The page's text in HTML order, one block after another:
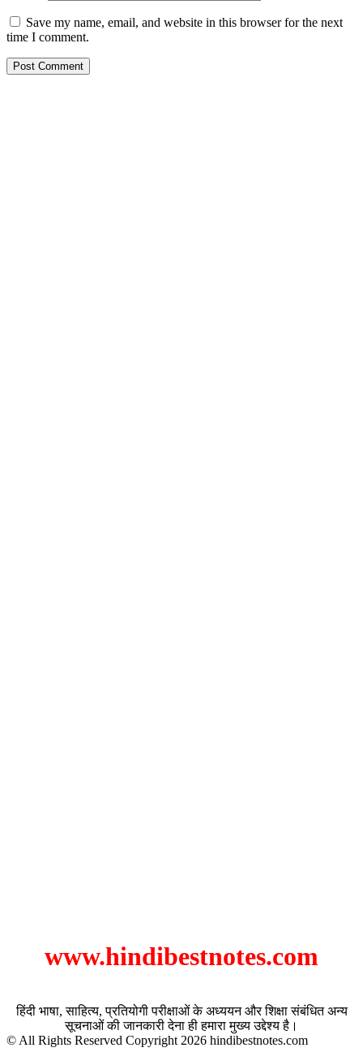
Save my name, email, and website in this browser for the next
time I comment.
www.hindibestnotes.com
हिंदी भाषा, साहित्य, प्रतियोगी परीक्षाओं के अध्ययन और शिक्षा संबंधित अन्य
सूचनाओं की जानकारी देना ही हमारा मुख्य उद्देश्य है।
© All Rights Reserved Copyright 2026 hindibestnotes.com